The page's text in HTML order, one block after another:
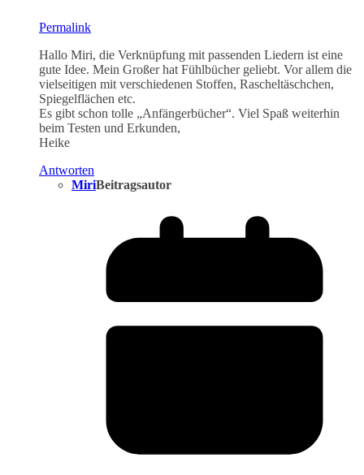
Permalink
Hallo Miri, die Verknüpfung mit passenden Liedern ist eine
gute Idee. Mein Großer hat Fühlbücher geliebt. Vor allem die
vielseitigen mit verschiedenen Stoffen, Rascheltäschchen,
Spiegelflächen etc.
Es gibt schon tolle „Anfängerbücher“. Viel Spaß weiterhin
beim Testen und Erkunden,
Heike
Antworten
MiriBeitragsautor